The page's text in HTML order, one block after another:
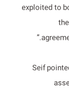
exploited to
Seif